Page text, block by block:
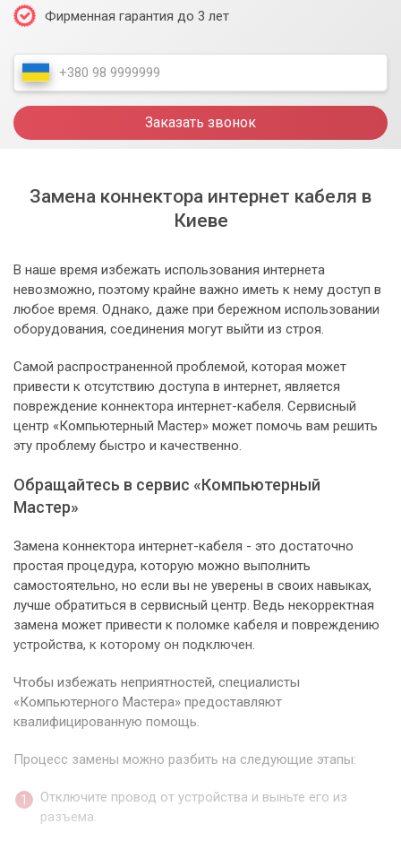
Фирменная гарантия до 3 лет
Заказать звонок
Замена коннектора интернет кабеля в
Киеве
В наше время избежать использования интернета
невозможно, поэтому крайне важно иметь к нему доступ в
любое время. Однако, даже при бережном использовании
оборудования, соединения могут выйти из строя.
Самой распространенной проблемой, которая может
привести к отсутствию доступа в интернет, является
повреждение коннектора интернет-кабеля. Сервисный
центр «Компьютерный Мастер» может помочь вам решить
эту проблему быстро и качественно.
Обращайтесь в сервис «Компьютерный
Мастер»
Замена коннектора интернет-кабеля - это достаточно
простая процедура, которую можно выполнить
самостоятельно, но если вы не уверены в своих навыках,
лучше обратиться в сервисный центр. Ведь некорректная
замена может привести к поломке кабеля и повреждению
устройства, к которому он подключен.
Чтобы избежать неприятностей, специалисты
«Компьютерного Мастера» предоставляют
квалифицированную помощь.
Процесс замены можно разбить на следующие этапы:
Отключите провод от устройства и выньте его из
разъема.